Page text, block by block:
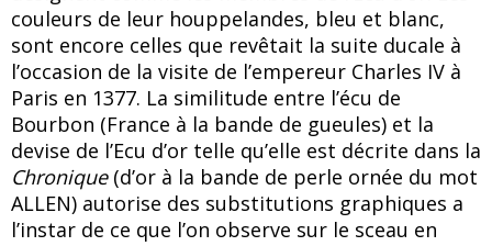
couleurs de leur houppelandes, bleu et blanc,
sont encore celles que revêtait la suite ducale à
l’occasion de la visite de l’empereur Charles IV à
Paris en 1377. La similitude entre l’écu de
Bourbon (France à la bande de gueules) et la
devise de l’Ecu d’or telle qu’elle est décrite dans la
Chronique(d’or à la bande de perle ornée du mot
ALLEN) autorise des substitutions graphiques a
l’instar de ce que l’on observe sur le sceau en